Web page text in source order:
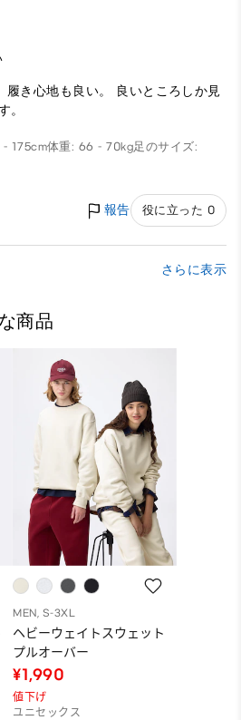
履き心地も良い。 良いところしか見
。
- 175cm体重: 66 - 70kg足のサイズ:
報告 役に立った 0
さらに表示
商品
MEN, S-3XL
ヘビーウェイトスウェット
プルオーバー
¥1,990
値下げ
ユニセックス